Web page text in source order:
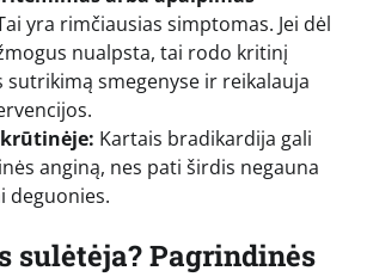
yra rimčiausias simptomas. Jei dėl
nualpsta, tai rodo kritinį
sutrikimą smegenyse ir reikalauja
Kartais bradikardija gali
anginą, nes pati širdis negauna
deguonies.
sulėtėja? Pagrindinės